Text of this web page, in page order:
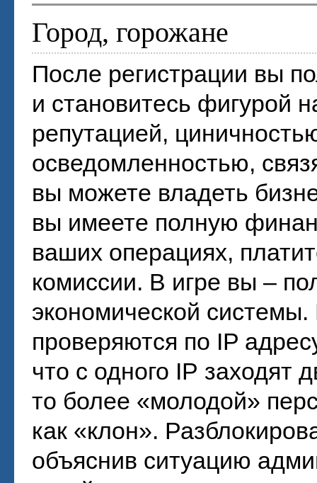
Город, горожане
После регистрации вы
и становитесь фигурой
репутацией,
осведомленностью,
вы можете владеть
вы имеете полную
ваших операциях,
комиссии. В игре вы –
экономической
проверяются по IP
что с одного IP заходят
то более «молодой»
как «клон».
объяснив ситуацию